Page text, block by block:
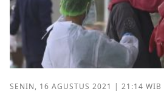
SENIN, 16 AGUSTUS 2021 | 21:14 WIB